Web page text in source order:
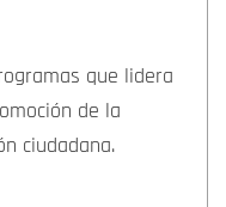
que lidera
de la
ciudadana.